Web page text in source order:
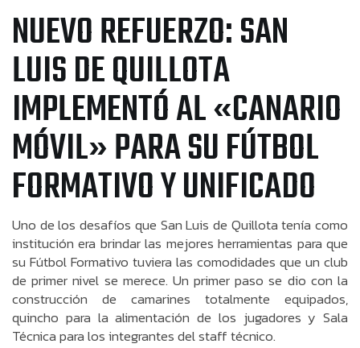
NUEVO REFUERZO: SAN
LUIS DE QUILLOTA
IMPLEMENTÓ AL «CANARIO
MÓVIL» PARA SU FÚTBOL
FORMATIVO Y UNIFICADO
Uno de los desafíos que San Luis de Quillota tenía como
institución era brindar las mejores herramientas para que
su Fútbol Formativo tuviera las comodidades que un club
de primer nivel se merece. Un primer paso se dio con la
construcción de camarines totalmente equipados,
quincho para la alimentación de los jugadores y Sala
Técnica para los integrantes del staff técnico.